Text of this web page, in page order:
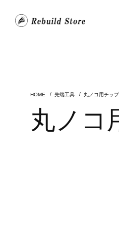
先端工具 丸ノコ用チッ
丸ノコ